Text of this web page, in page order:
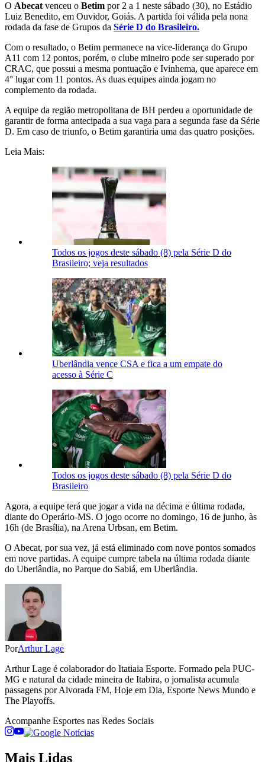
O Abecat venceu o Betim por 2 a 1 neste sábado (30), no Estádio
Luiz Benedito, em Ouvidor, Goiás. A partida foi válida pela nona
rodada da fase de Grupos da Série D do Brasileiro.
Com o resultado, o Betim permanece na vice-liderança do Grupo
A11 com 12 pontos, porém, o clube mineiro pode ser superado por
CRAC, que possui a mesma pontuação e Ivinhema, que aparece em
4° lugar com 11 pontos. As duas equipes ainda jogam no
complemento da rodada.
A equipe da região metropolitana de BH perdeu a oportunidade de
garantir de forma antecipada a sua vaga para a segunda fase da Série
D. Em caso de triunfo, o Betim garantiria uma das quatro posições.
Leia Mais:
Todos os jogos deste sábado (8) pela Série D do
Brasileiro; veja resultados
Uberlândia vence CSA e fica a um empate do
acesso à Série C
Todos os jogos deste sábado (8) pela Série D do
Brasileiro
Agora, a equipe terá que jogar a vida na décima e última rodada,
diante do Operário-MS. O jogo ocorre no domingo, 16 de junho, às
16h (de Brasília), na Arena Urbsan, em Betim.
O Abecat, por sua vez, já está eliminado com nove pontos somados
em nove partidas. A equipe cumpre tabela na última rodada diante
do Uberlândia, no Parque do Sabiá, em Uberlândia.
PorArthur Lage
Arthur Lage é colaborador do Itatiaia Esporte. Formado pela PUC-
MG e natural da cidade mineira de Itabira, o jornalista acumula
passagens por Alvorada FM, Hoje em Dia, Esporte News Mundo e
The Playoffs.
Acompanhe Esportes nas Redes Sociais
Mais Lidas